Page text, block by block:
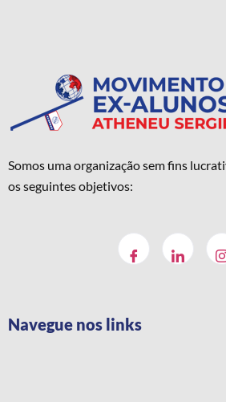
Somos uma organização sem fins
os seguintes objetivos:
Navegue nos links